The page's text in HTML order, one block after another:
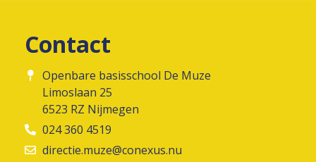
Contact
Openbare basisschool De Muze
Limoslaan 25
6523 RZ Nijmegen
024 360 4519
directie.muze@conexus.nu